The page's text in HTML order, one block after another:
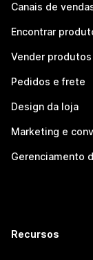
Canais de
Encontrar
Vender produtos
Pedidos e frete
Design da loja
Marketing e
Gerenciamento
Recursos